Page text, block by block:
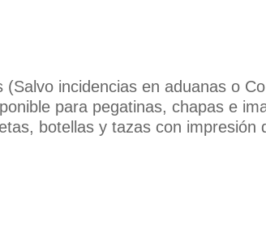
incidencias en aduanas o
para pegatinas, chapas e
botellas y tazas con impresión